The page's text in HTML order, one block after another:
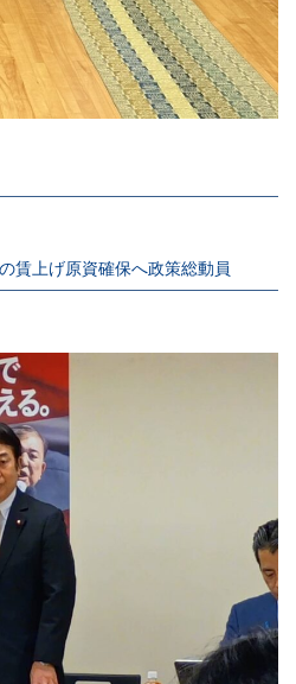
賃上げ原資確保へ政策総動員